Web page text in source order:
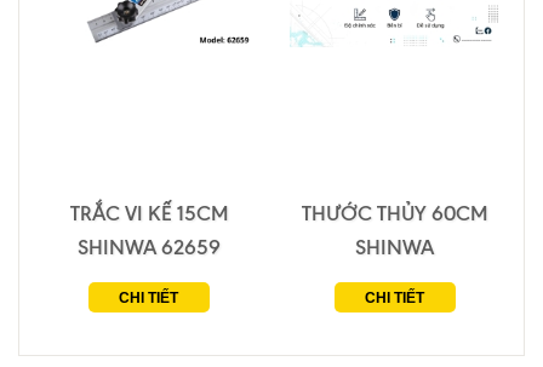
TRẮC VI KẾ 15CM
SHINWA 62659
CHI TIẾT
THƯỚC THỦY 60CM
SHINWA
CHI TIẾT